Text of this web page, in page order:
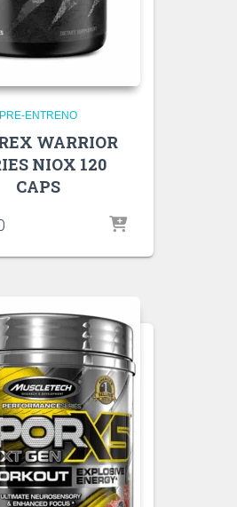
PRE-ENTRENO
WARRIOR
NIOX 120
CAPS